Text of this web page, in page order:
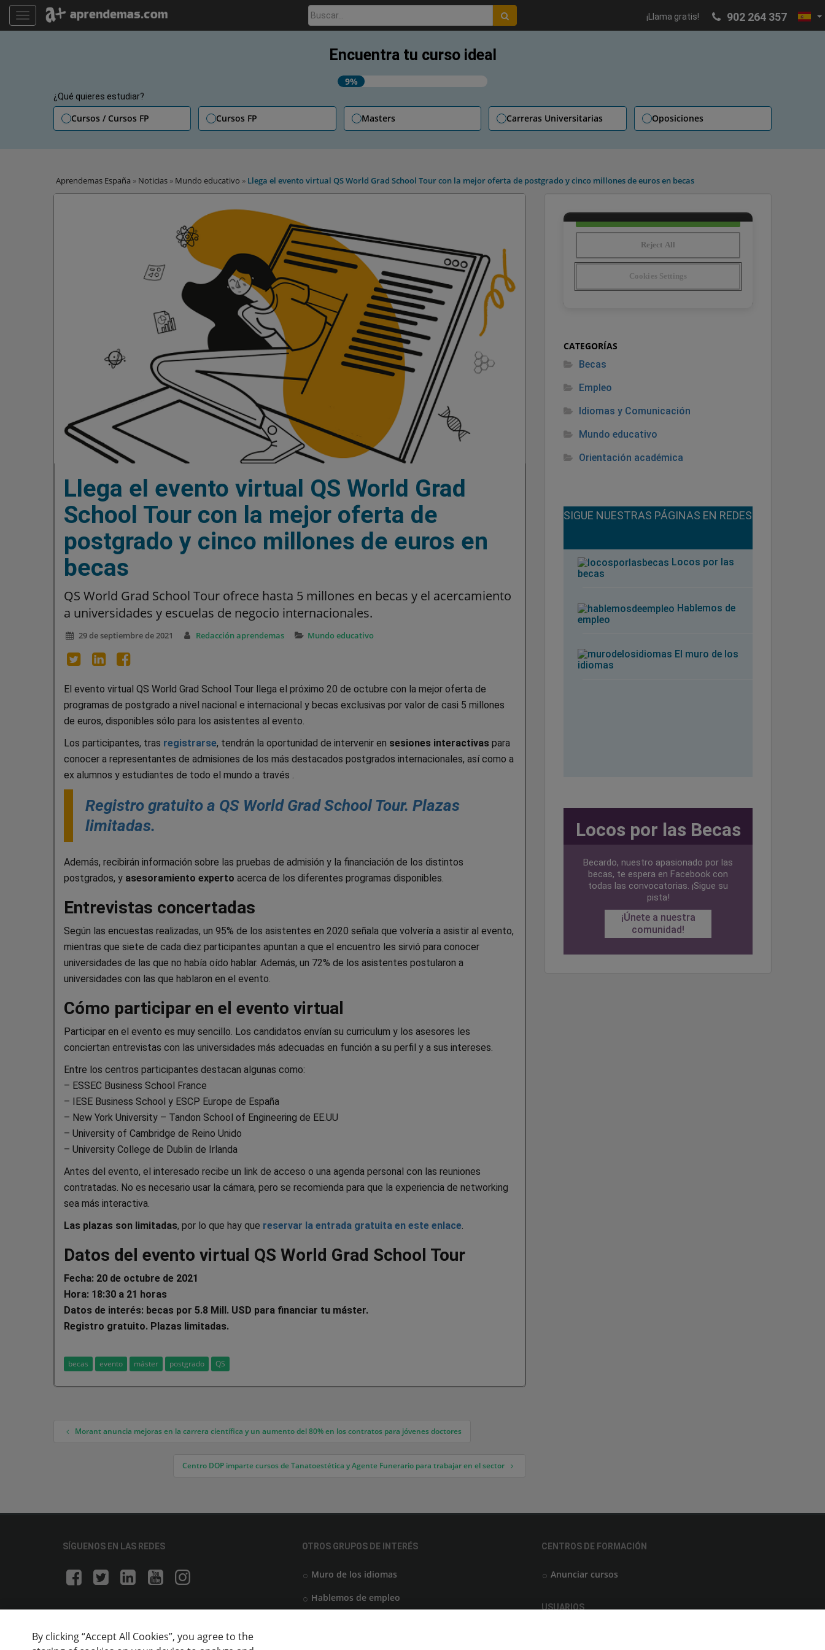
TOGGLE NAVIGATION ¡Llama gratis! 902 264 357
Buscar:
Encuentra tu curso ideal
9%
¿Qué quieres estudiar?
Cursos / Cursos FP Cursos FP Masters Carreras Universitarias Oposiciones
Aprendemas España » Noticias » Mundo educativo » Llega el evento virtual QS World Grad School Tour con la mejor oferta de postgrado y cinco millones de euros en becas
Llega el evento virtual QS World Grad
School Tour con la mejor oferta de
postgrado y cinco millones de euros en
becas
QS World Grad School Tour ofrece hasta 5 millones en becas y el acercamiento
a universidades y escuelas de negocio internacionales.
29 de septiembre de 2021 Redacción aprendemas Mundo educativo
El evento virtual QS World Grad School Tour llega el próximo 20 de octubre con la mejor oferta de
programas de postgrado a nivel nacional e internacional y becas exclusivas por valor de casi 5 millones
de euros, disponibles sólo para los asistentes al evento.
Los participantes, tras registrarse, tendrán la oportunidad de intervenir en sesiones interactivas para
conocer a representantes de admisiones de los más destacados postgrados internacionales, así como a
ex alumnos y estudiantes de todo el mundo a través .
Registro gratuito a QS World Grad School Tour. Plazas
limitadas.
Además, recibirán información sobre las pruebas de admisión y la financiación de los distintos
postgrados, y asesoramiento experto acerca de los diferentes programas disponibles.
Entrevistas concertadas
Según las encuestas realizadas, un 95% de los asistentes en 2020 señala que volvería a asistir al evento,
mientras que siete de cada diez participantes apuntan a que el encuentro les sirvió para conocer
universidades de las que no había oído hablar. Además, un 72% de los asistentes postularon a
universidades con las que hablaron en el evento.
Cómo participar en el evento virtual
Participar en el evento es muy sencillo. Los candidatos envían su curriculum y los asesores les
conciertan entrevistas con las universidades más adecuadas en función a su perfil y a sus intereses.
Entre los centros participantes destacan algunas como:
– ESSEC Business School France
– IESE Business School y ESCP Europe de España
– New York University – Tandon School of Engineering de EE.UU
– University of Cambridge de Reino Unido
– University College de Dublin de Irlanda
Antes del evento, el interesado recibe un link de acceso o una agenda personal con las reuniones
contratadas. No es necesario usar la cámara, pero se recomienda para que la experiencia de networking
sea más interactiva.
Las plazas son limitadas, por lo que hay que reservar la entrada gratuita en este enlace.
Datos del evento virtual QS World Grad School Tour
Fecha: 20 de octubre de 2021
Hora: 18:30 a 21 horas
Datos de interés: becas por 5.8 Mill. USD para financiar tu máster.
Registro gratuito. Plazas limitadas.
becas evento máster postgrado QS
Navegación de entradas
Morant anuncia mejoras en la carrera científica y un aumento del 80% en los contratos para jóvenes doctores
Centro DOP imparte cursos de Tanatoestética y Agente Funerario para trabajar en el sector
CATEGORÍAS
Becas
Empleo
Idiomas y Comunicación
Mundo educativo
Orientación académica
¡SIGUE NUESTRAS PÁGINAS EN REDES!
Locos por las
becas
Hablemos de
empleo
El muro de los
idiomas
Locos por las Becas
Becardo, nuestro apasionado por las
becas, te espera en Facebook con
todas las convocatorias. ¡Sigue su
pista!
¡Únete a nuestra
comunidad!
SÍGUENOS EN LAS REDES OTROS GRUPOS DE INTERÉS
Muro de los idiomas
Hablemos de empleo
CENTROS DE FORMACIÓN
Anunciar cursos
USUARIOS
By clicking “Accept All Cookies”, you agree to the